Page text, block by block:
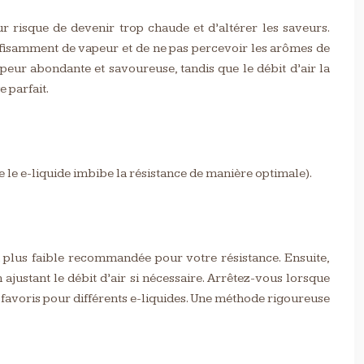
risque de devenir trop chaude et d’altérer les saveurs.
de vapeur et de ne pas percevoir les arômes de
abondante et savoureuse, tandis que le débit d’air la
parfait.
le e-liquide imbibe la résistance de manière optimale).
faible recommandée pour votre résistance. Ensuite,
le débit d’air si nécessaire. Arrêtez-vous lorsque
pour différents e-liquides. Une méthode rigoureuse